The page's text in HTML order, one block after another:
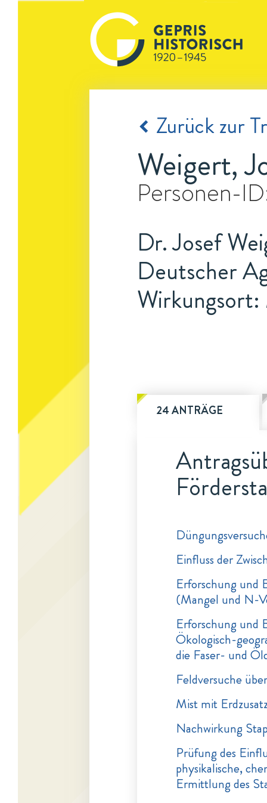
Zurück zur
Weigert,
Personen-
Dr. Josef
Deutscher
24 ANTRÄGE
Einfluss der
Erforschung und
(Mangel und N-
Erforschung und
Ökologisch-
die Faser- und
Feldversuche
Mist mit
Nachwirkung
Prüfung des
physikalische,
Ermittlung des